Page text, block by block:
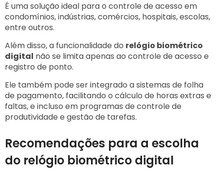
É uma solução ideal para o controle de acesso em
condomínios, indústrias, comércios, hospitais, escolas,
entre outros.
Além disso, a funcionalidade do relógio biométrico
digital não se limita apenas ao controle de acesso e
registro de ponto.
Ele também pode ser integrado a sistemas de folha
de pagamento, facilitando o cálculo de horas extras e
faltas, e incluso em programas de controle de
produtividade e gestão de tarefas.
Recomendações para a escolha
do relógio biométrico digital